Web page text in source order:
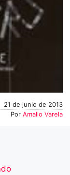
21 de junio de 2013
Por Amalio Varela